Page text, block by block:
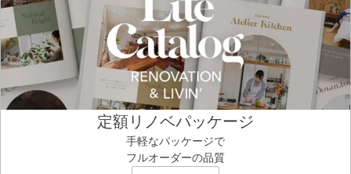
定額リノベパッケージ
手軽なパッケージで
フルオーダーの品質